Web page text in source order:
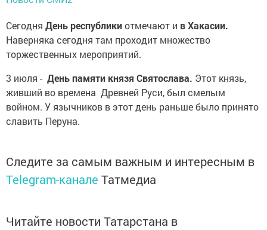
Сегодня День республикиотмечают и в Хакасии.
Наверняка сегодня там проходит множество
торжественных мероприятий.
3 июля - День памяти князя Святослава. Этот князь,
живший во времена Древней Руси, был смелым
войном. У язычников в этот день раньше было принято
славить Перуна.
Следите за самым важным и интересным в
Telegram-канале Татмедиа
Читайте новости Татарстана в